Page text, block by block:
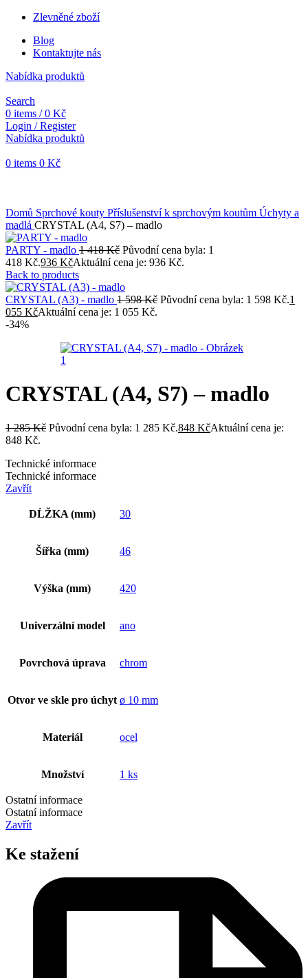
Zlevněné zboží
Blog
Kontaktujte nás
Nabídka produktů
Search
0 items / 0 Kč
Login / Register
Nabídka produktů
0 items 0 Kč
Domů Sprchové kouty Příslušenství k sprchovým koutům Úchyty a
madlá CRYSTAL (A4, S7) – madlo
PARTY - madlo 1 418Kč Původní cena byla: 1
418 Kč.936 KčAktuální cena je: 936 Kč.
Back to products
CRYSTAL (A3) - madlo 1 598Kč Původní cena byla: 1 598 Kč.1
055 KčAktuální cena je: 1 055 Kč.
-34%
CRYSTAL (A4, S7) – madlo
1 285Kč Původní cena byla: 1 285 Kč.848 KčAktuální cena je:
848 Kč.
Technické informace
Technické informace
Zavřít
DĹŽKA (mm) 30
Šířka (mm) 46
Výška (mm) 420
Univerzální model ano
Povrchová úprava chrom
Otvor ve skle pro úchyt ø 10 mm
Materiál ocel
Množství 1 ks
Ostatní informace
Ostatní informace
Zavřít
Ke stažení